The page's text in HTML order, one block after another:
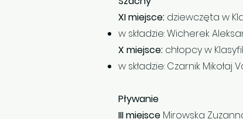
XI miejsce: dziewczęta w
w składzie: Wicherek
X miejsce: chłopcy w
w składzie: Czarnik Mikołaj
Pływanie
III miejsce Mirowska